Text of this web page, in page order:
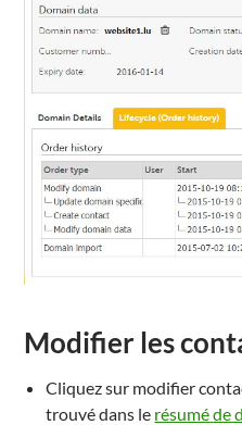
Modifier les
Cliquez sur modifier
trouvédans le résuméde